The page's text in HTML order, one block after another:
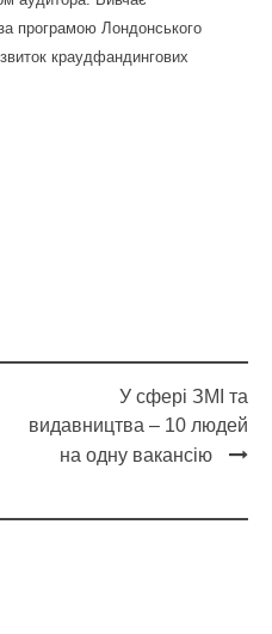
програмою Лондонського
краудфандингових
У сфері ЗМІ та
видавництва – 10 людей
на одну вакансію